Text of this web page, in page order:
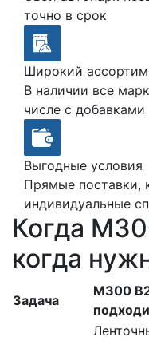
точно в срок
Широкий
В наличии все
числе с добавками
Выгодные условия
Прямые поставки,
индивидуальные
Когда
когда
Задача
М300